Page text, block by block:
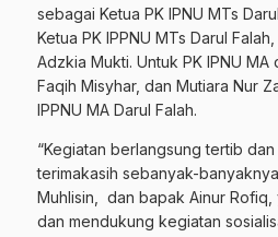
sebagai Ketua PK IPNU MTs
Ketua PK IPPNU MTs Darul
Adzkia Mukti. Untuk PK IPNU
Faqih Misyhar, dan Mutiara Nur
IPPNU MA Darul Falah.
“Kegiatan berlangsung tertib
terimakasih sebanyak-
Muhlisin, dan bapak Ainur
dan mendukung kegiatan